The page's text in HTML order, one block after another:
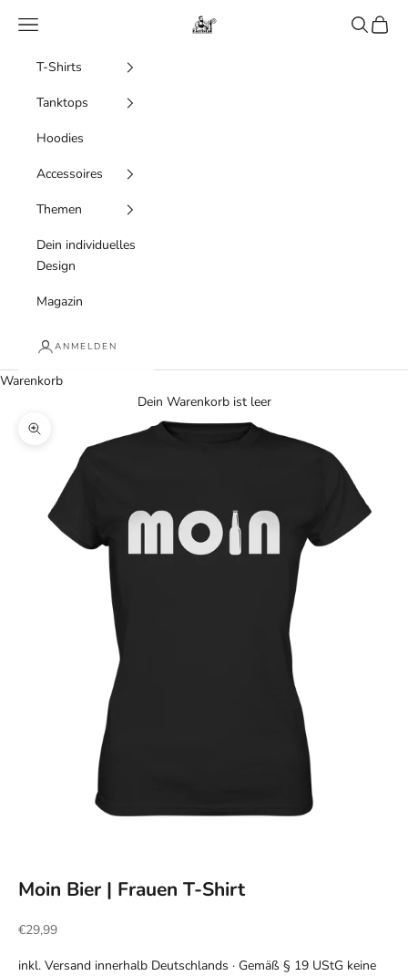
Bierista
Menü Suchen
T-Shirts
Tanktops
Hoodies
Accessoires
Themen
Dein individuelles
Design
Magazin
ANMELDEN
Warenkorb
Dein Warenkorb ist leer
Bild vergrößern
Moin Bier | Frauen T-Shirt
Angebot
€29,99
inkl. Versand innerhalb Deutschlands · Gemäß § 19 UStG keine